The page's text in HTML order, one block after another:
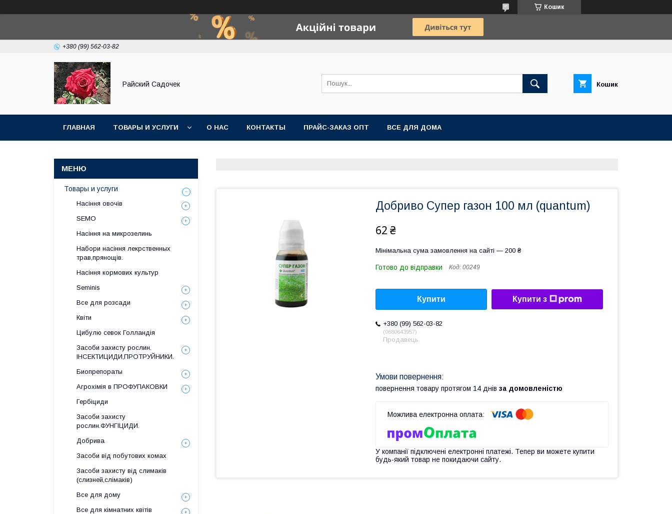
Кошик
+380 (99) 562-03-82
Райский Садочек Кошик
ГЛАВНАЯ ТОВАРЫ И УСЛУГИ О НАС КОНТАКТЫ ПРАЙС-ЗАКАЗ ОПТ ВСЕ ДЛЯ ДОМА
Добриво Супер газон 100 мл (quantum)
62 ₴
Мінімальна сума замовлення на сайті — 200 ₴
Готово до відправки Код: 00249
Купити Купити з
+380 (99) 562-03-82
0680643957
Продавець
повернення товару протягом 14 днів за домовленістю
У компанії підключені електронні платежі. Тепер ви можете купити
будь-який товар не покидаючи сайту.
Товары и услуги
Насіння овочів
SEMO
Насіння на микрозелинь
Набори насіння лекрственных
трав,прянощів.
Насіння кормових культур
Seminis
Все для розсади
Квіти
Цибулю севок Голландія
Засоби захисту рослин.
ІНСЕКТИЦИДИ,ПРОТРУЙНИКИ.
Биопрепораты
Агрохімія в ПРОФУПАКОВКИ
Гербіциди
Засоби захисту
рослин.ФУНГІЦИДИ.
Добрива
Засоби від побутових комах
Засоби захисту від слимаків
(слизней,слімаків)
Все для дому
Все для кімнатних квітів